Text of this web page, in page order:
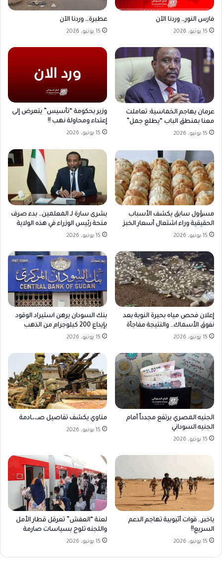
فارس النور… وردنا الآن
15 يونيو، 2026
عطبرة… وردنا الآن
15 يونيو، 2026
عرمان يهاجم الخماسية: تعاملت
معنا بمنطق الباب “يطلع جمل”
15 يونيو، 2026
وزير بحكومة “تأسيس” يتعرض إلى
إعتداء ومحاولة نهب !!
15 يونيو، 2026
مسؤول سابق يكشف الأسباب
الحقيقية وراء اشتعال أسعار الخبز
15 يونيو، 2026
بشرى سارة لـ المعلمين.. بدء صرف
منحة رئيس الوزراء في هذه الولاية
15 يونيو، 2026
إعلان فحص مياه بحيرة النوبة بعد
نفوق الأسماك.. والنتيجة مفاجأة
15 يونيو، 2026
بنك السودان يرهن استيراد الوقود
بإيداع 200 كيلوجرام من الذهب
15 يونيو، 2026
الجنيه المصري يرتفع مجدداً أمام
الجنيه السوداني
15 يونيو، 2026
مناوي يكشف تفاصيل صـ،،ـادمة
15 يونيو، 2026
ياخبر.. قوات أثيوبية تهاجم الدعم
السريع!!
15 يونيو، 2026
لعنة “العفش” تعرقل قطار الأمل
واللجنه تلوح بسياسات صارمة
15 يونيو، 2026